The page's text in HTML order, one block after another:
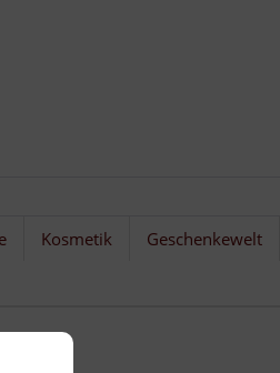
Kosmetik Geschenkewelt